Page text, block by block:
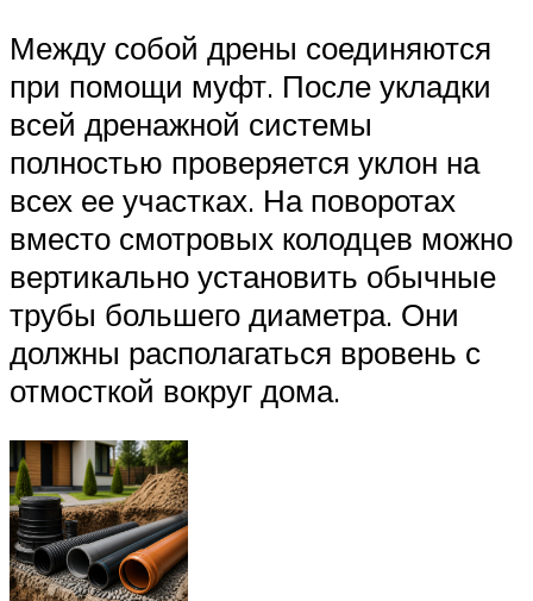
Между собой дрены соединяются
при помощи муфт. После укладки
всей дренажной системы
полностью проверяется уклон на
всех ее участках. На поворотах
вместо смотровых колодцев можно
вертикально установить обычные
трубы большего диаметра. Они
должны располагаться вровень с
отмосткой вокруг дома.